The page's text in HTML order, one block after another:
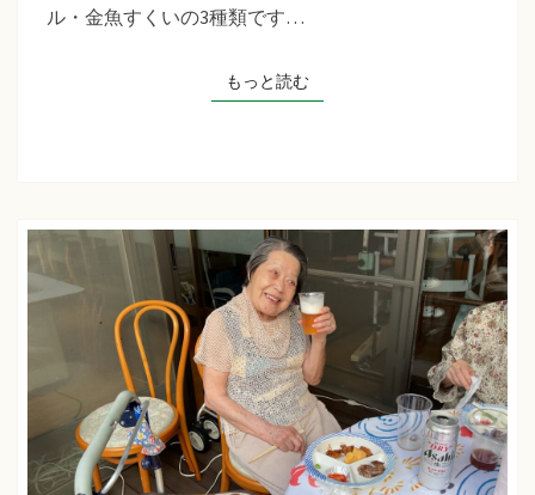
草
ち
ス
ル・金魚すくいの3種類です…
もっと読むもっと読む